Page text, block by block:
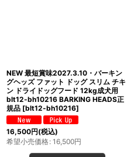
NEW 最短賞味2027.3.10・バーキン
グヘッズ ファット ドッグ スリム チキ
ン ドライドッグフード 12kg成犬用
blt12-bh10216 BARKING HEADS正
規品 [blt12-bh10216]
16,500円(税込)
希望小売価格: 16,500円